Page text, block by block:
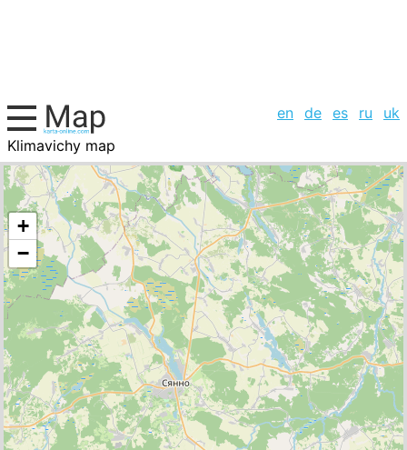
en de es ru
uk
Klimavichy map
Belarus, cities list
+
−